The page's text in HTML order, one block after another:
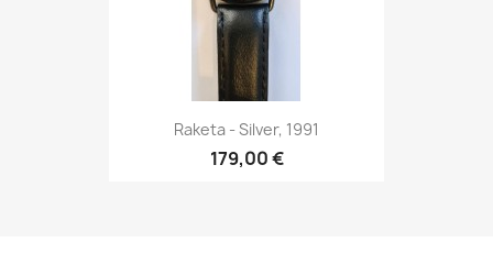
Raketa - Silver, 1991
179,00 €